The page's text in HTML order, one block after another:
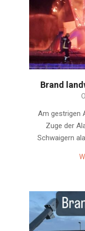
Brand
Am gestrigen
Zuge der
Schwaigern